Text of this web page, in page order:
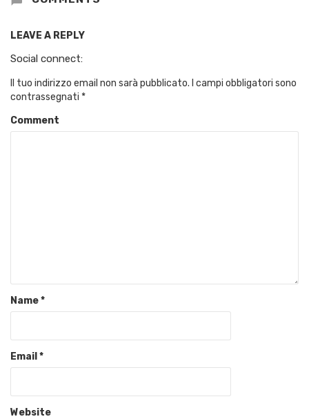
LEAVE A REPLY
Social connect:
Il tuo indirizzo email non sarà pubblicato. I campi obbligatori sono
contrassegnati *
Comment
Name*
Email *
Website